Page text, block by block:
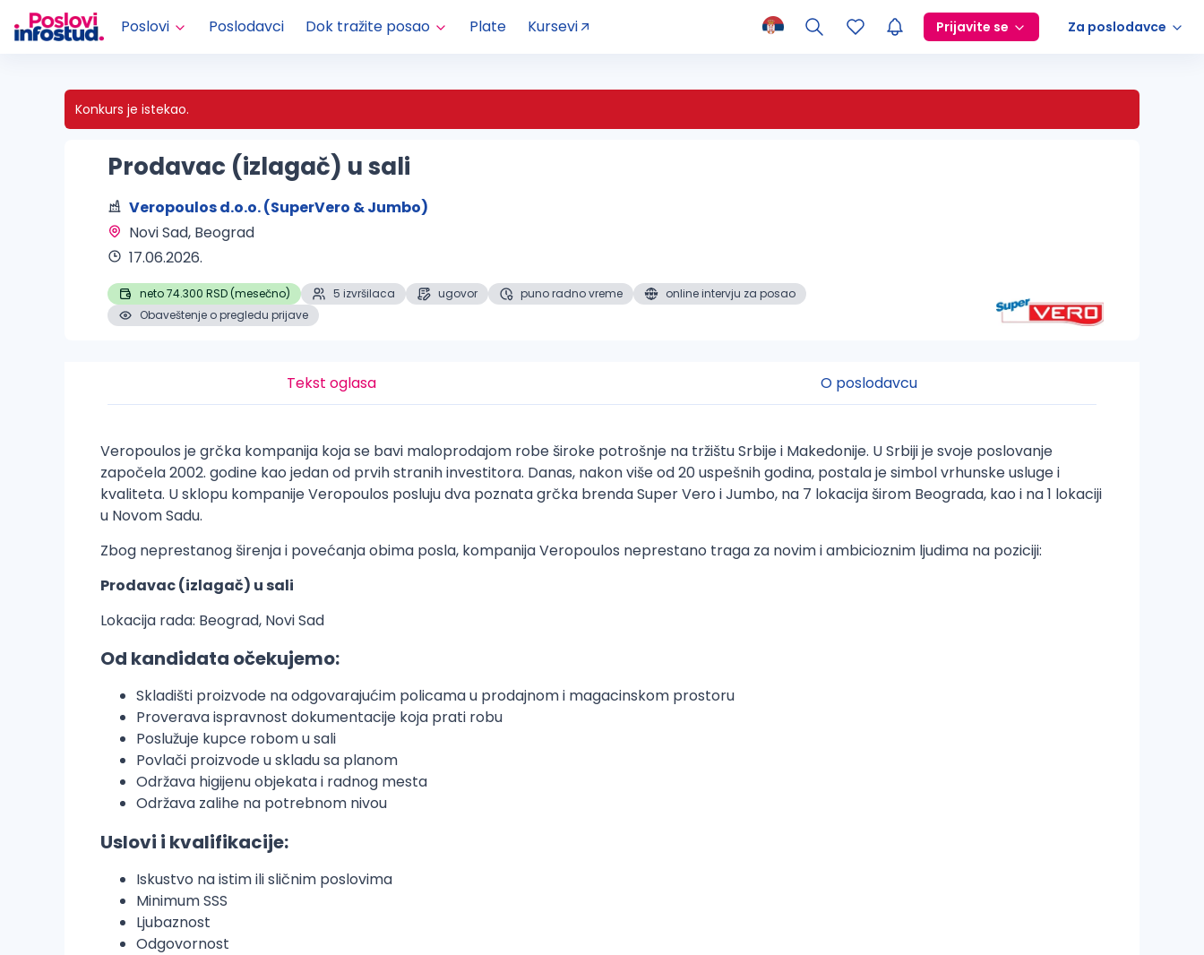
Poslovi Poslodavci Dok tražite posao Plate Kursevi Prijavite se Za poslodavce
Konkurs je istekao.
Prodavac (izlagač) u sali
Veropoulos d.o.o. (SuperVero & Jumbo)
Novi Sad, Beograd
17.06.2026.
neto 74.300 RSD (mesečno) 5 izvršilaca ugovor puno radno vreme
online intervju za posao
Obaveštenje o pregledu prijave
Tekst oglasa O poslodavcu
Veropoulos je grčka kompanija koja se bavi maloprodajom robe široke potrošnje na tržištu Srbije i Makedonije. U Srbiji je svoje poslovanje
započela 2002. godine kao jedan od prvih stranih investitora. Danas, nakon više od 20 uspešnih godina, postala je simbol vrhunske usluge i
kvaliteta. U sklopu kompanije Veropoulos posluju dva poznata grčka brenda Super Vero i Jumbo, na 7 lokacija širom Beograda, kao i na 1 lokaciji
u Novom Sadu.
Zbog neprestanog širenja i povećanja obima posla, kompanija Veropoulos neprestano traga za novim i ambicioznim ljudima na poziciji:
Prodavac (izlagač) u sali
Lokacija rada: Beograd, Novi Sad
Od kandidata očekujemo:
Skladišti proizvode na odgovarajućim policama u prodajnom i magacinskom prostoru
Proverava ispravnost dokumentacije koja prati robu
Poslužuje kupce robom u sali
Povlači proizvode u skladu sa planom
Održava higijenu objekata i radnog mesta
Održava zalihe na potrebnom nivou
Uslovi i kvalifikacije:
Iskustvo na istim ili sličnim poslovima
Minimum SSS
Ljubaznost
Odgovornost